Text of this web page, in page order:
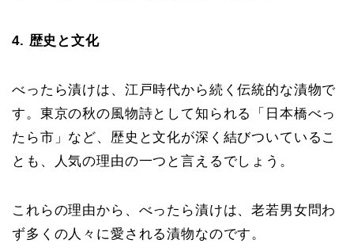
4. 歴史と文化
べったら漬けは、江戸時代から続く伝統的な漬物で
す。東京の秋の風物詩として知られる「日本橋べっ
たら市」など、歴史と文化が深く結びついているこ
とも、人気の理由の一つと言えるでしょう。
これらの理由から、べったら漬けは、老若男女問わ
ず多くの人々に愛される漬物なのです。